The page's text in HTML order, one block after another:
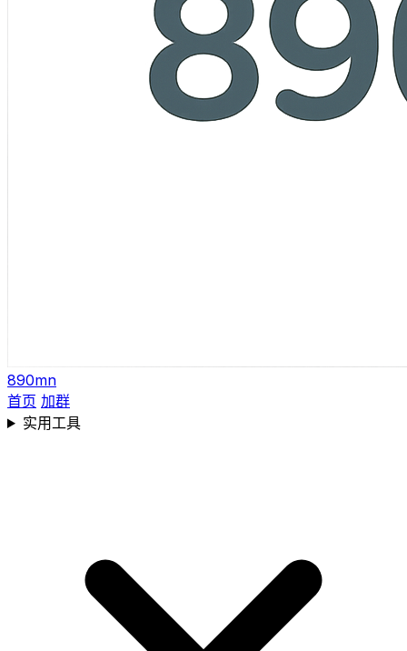
890mn
首页 加群
实用工具